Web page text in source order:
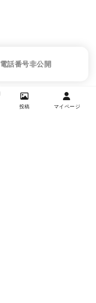
電話番号非公開
投稿 マイページ